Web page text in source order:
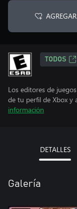
TODOS
Los editores de
de tu perfil de Xbox y
información
DETALLES
Galería